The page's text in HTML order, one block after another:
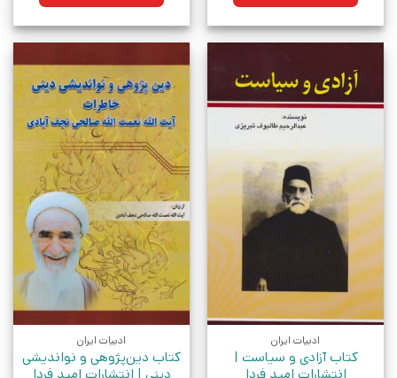
ادبیات ایران
کتاب آزادی و سیاست |
ادبیات ایران
کتاب دین‌پژوهی و نواندیشی